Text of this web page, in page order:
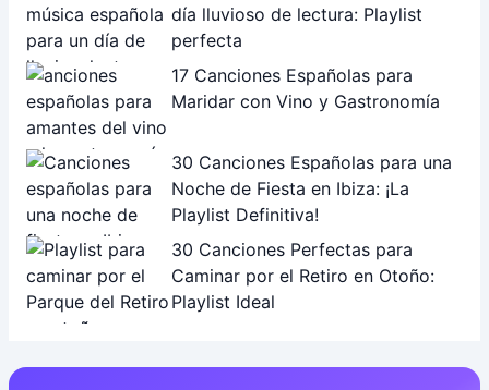
día lluvioso de lectura: Playlist
perfecta
17 Canciones Españolas para
Maridar con Vino y Gastronomía
30 Canciones Españolas para una
Noche de Fiesta en Ibiza: ¡La
Playlist Definitiva!
30 Canciones Perfectas para
Caminar por el Retiro en Otoño:
Playlist Ideal